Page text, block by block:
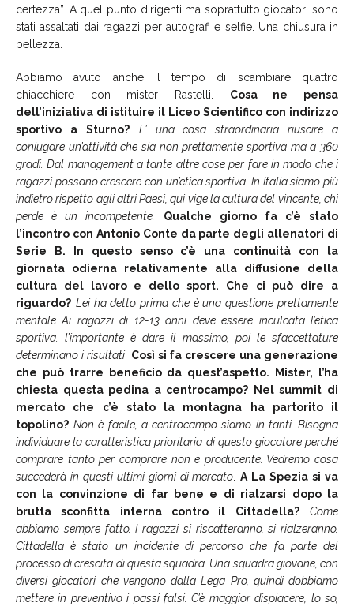
certezza”. A quel punto dirigenti ma soprattutto giocatori sono
stati assaltati dai ragazzi per autografi e selfie. Una chiusura in
bellezza.
Abbiamo avuto anche il tempo di scambiare quattro
chiacchiere con mister Rastelli. Cosa ne pensa
dell’iniziativa di istituire il Liceo Scientifico con indirizzo
sportivo a Sturno?
E’ una cosa straordinaria riuscire a
coniugare un’attività che sia non prettamente sportiva ma a 360
gradi. Dal management a tante altre cose per fare in modo che i
ragazzi possano crescere con un’etica sportiva. In Italia siamo più
indietro rispetto agli altri Paesi, qui vige la cultura del vincente, chi
perde è un incompetente.
Qualche giorno fa c’è stato
l’incontro con Antonio Conte da parte degli allenatori di
Serie B. In questo senso c’è una continuità con la
giornata odierna relativamente alla diffusione della
cultura del lavoro e dello sport. Che ci può dire a
riguardo? Lei ha detto prima che è una questione prettamente
mentale Ai ragazzi di 12-13 anni deve essere inculcata l’etica
sportiva. l’importante è dare il massimo, poi le sfaccettature
determinano i risultati. Così si fa crescere una generazione
che può trarre beneficio da quest’aspetto. Mister, l’ha
chiesta questa pedina a centrocampo? Nel summit di
mercato che c’è stato la montagna ha partorito il
topolino? Non è facile, a centrocampo siamo in tanti. Bisogna
individuare la caratteristica prioritaria di questo giocatore perché
comprare tanto per comprare non è producente. Vedremo cosa
succederà in questi ultimi giorni di mercato.A La Spezia si va
con la convinzione di far bene e di rialzarsi dopo la
brutta sconfitta interna contro il Cittadella?
Come
abbiamo sempre fatto. I ragazzi si riscatteranno, si rialzeranno.
Cittadella è stato un incidente di percorso che fa parte del
processo di crescita di questa squadra. Una squadra giovane, con
diversi giocatori che vengono dalla Lega Pro, quindi dobbiamo
mettere in preventivo i passi falsi. C’è maggior dispiacere, lo so,